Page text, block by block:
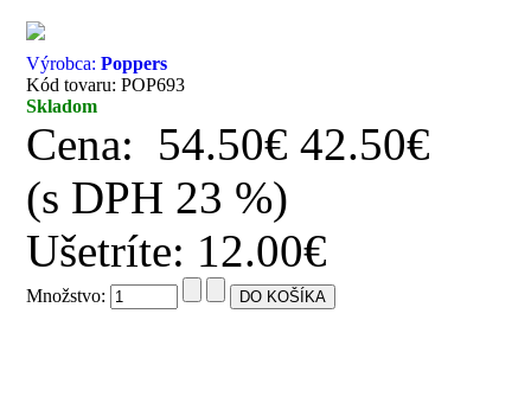
Výrobca:Poppers
Kód tovaru: POP693
Skladom
Cena: 54.50€42.50€
(s DPH 23 %)
Ušetríte: 12.00€
Množstvo: